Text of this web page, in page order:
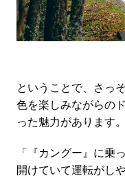
ということで、さっ
色を楽しみながらの
った魅力があります。
「『カングー』に乗
開けていて運転がし